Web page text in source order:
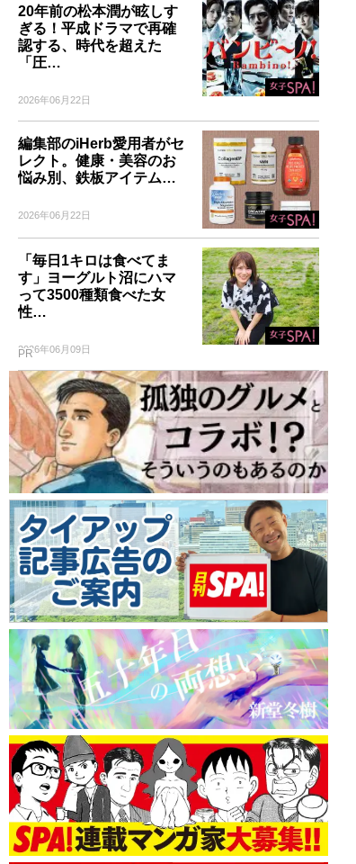
20年前の松本潤が眩しす
ぎる！平成ドラマで再確
認する、時代を超えた
「圧…
2026年06月22日
編集部のiHerb愛用者がセ
レクト。健康・美容のお
悩み別、鉄板アイテム…
2026年06月22日
「毎日1キロは食べてま
す」ヨーグルト沼にハマ
って3500種類食べた女
性…
2026年06月09日
PR